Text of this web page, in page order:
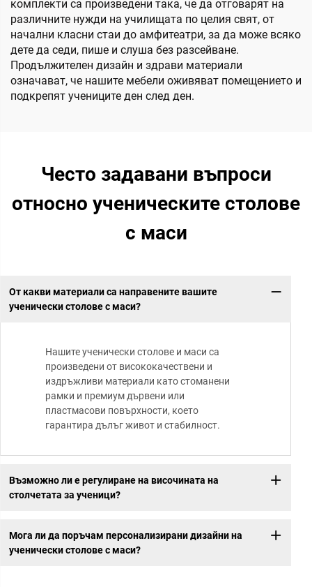
комплекти са произведени така, че да отговарят на
различните нужди на училищата по целия свят, от
начални класни стаи до амфитеатри, за да може всяко
дете да седи, пише и слуша без разсейване.
Продължителен дизайн и здрави материали
означават, че нашите мебели оживяват помещението и
подкрепят учениците ден след ден.
Често задавани въпроси
относно ученическите столове
с маси
От какви материали са направените вашите
ученически столове с маси?
Нашите ученически столове и маси са
произведени от висококачествени и
издръжливи материали като стоманени
рамки и премиум дървени или
пластмасови повърхности, което
гарантира дълъг живот и стабилност.
Възможно ли е регулиране на височината на
столчетата за ученици?
Мога ли да поръчам персонализирани дизайни на
ученически столове с маси?